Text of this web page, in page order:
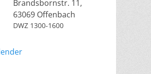
Brandsbornstr. 11,
63069 Offenbach
DWZ 1300-1600